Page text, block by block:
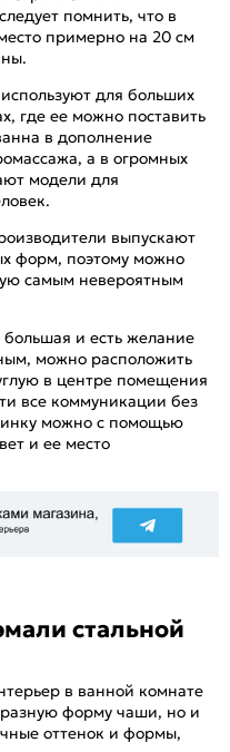
помнить, что в
примерно на 20 см
для больших
где ее можно поставить
в дополнение
а в огромных
модели для
выпускают
форм, поэтому можно
самым невероятным
большая и есть желание
можно расположить
в центре помещения
все коммуникации без
можно с помощью
и ее место
стальной
в ванной комнате
форму чаши, но и
оттенок и формы,